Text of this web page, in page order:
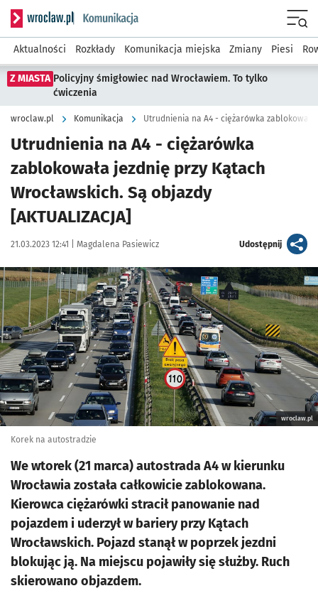
Serwis informacyjny wroclaw.pl podserwis: Komunikacja
Aktualności Rozkłady Komunikacja miejska Zmiany Piesi
Z MIASTA Policyjny śmigłowiec nad Wrocławiem. To tylko
ćwiczenia
wroclaw.pl Komunikacja
Utrudnienia na A4 - ciężarówka
zablokowała jezdnię przy Kątach
Wrocławskich. Są objazdy
[AKTUALIZACJA]
Data publikacji:
21.03.2023 12:41 | Autor:
Magdalena Pasiewicz Udostępnijartykuł
Kliknij, aby powiększyć
wroclaw.pl
Korek na autostradzie
We wtorek (21 marca) autostrada A4 w kierunku
Wrocławia została całkowicie zablokowana.
Kierowca ciężarówki stracił panowanie nad
pojazdem i uderzył w bariery przy Kątach
Wrocławskich. Pojazd stanął w poprzek jezdni
blokując ją. Na miejscu pojawiły się służby. Ruch
skierowano objazdem.